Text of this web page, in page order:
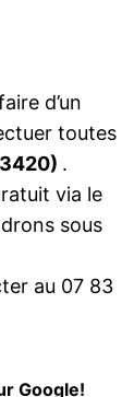
d’un
toutes
.
via le
sous
au 07 83
Google!